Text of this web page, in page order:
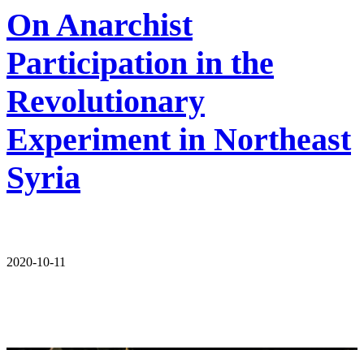
On Anarchist
Participation in the
Revolutionary
Experiment in Northeast
Syria
2020-10-11